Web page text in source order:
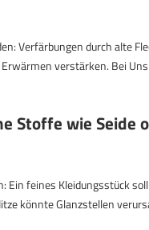
Verfärbungen durch alte
verstärken. Bei
Stoffe wie Seide
Ein feines Kleidungsstück
könnte Glanzstellen